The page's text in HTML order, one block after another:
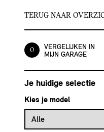
TERUG NAAR
0
VERGELIJKEN IN
MIJN GARAGE
Je huidige selectie
Kies je model
Alle